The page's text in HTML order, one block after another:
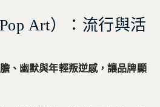
Art）：流行與活
、幽默與年輕叛逆感，讓品牌顯